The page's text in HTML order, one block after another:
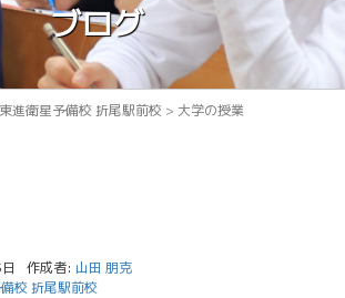
ブログ
東進衛星予備校 折尾駅前校 > 大学の授業
作成者: 山田 朋克
校 折尾駅前校